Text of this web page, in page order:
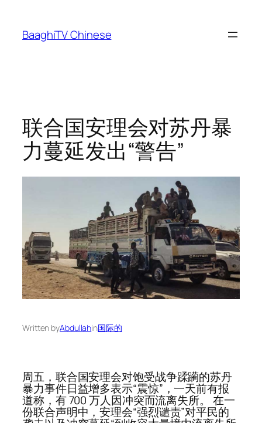
content
BaaghiTV Chinese
联合国安理会对苏丹暴
力蔓延发出“警告”
Written byAbdullahin国际的
周五，联合国安理会对饱受战争蹂躏的苏丹
暴力事件日益增多表示“震惊”，一天前有报
道称，有 700 万人因冲突而流离失所。 在一
份联合声明中，安理会“强烈谴责”对平民的